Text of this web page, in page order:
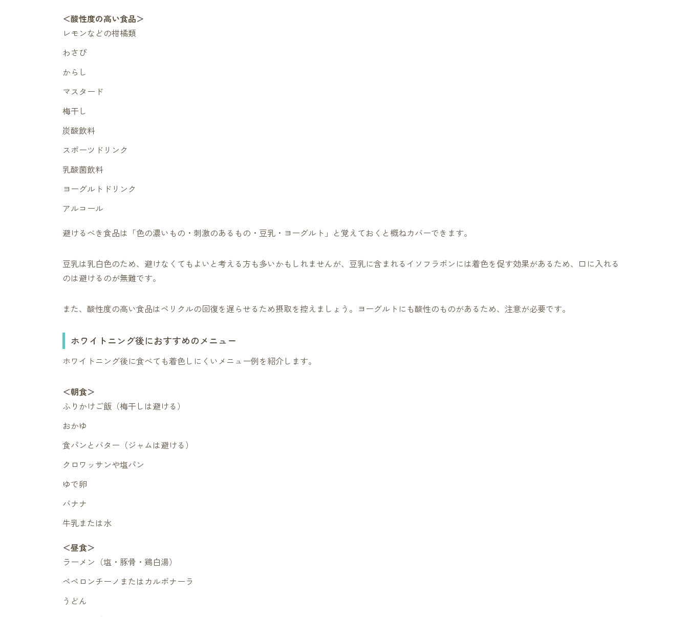
＜酸性度の高い食品＞
レモンなどの柑橘類
わさび
からし
マスタード
梅干し
炭酸飲料
スポーツドリンク
乳酸菌飲料
ヨーグルトドリンク
アルコール
避けるべき食品は「色の濃いもの・刺激のあるもの・豆乳・ヨーグルト」と覚えておくと概ねカバーできます。
豆乳は乳白色のため、避けなくてもよいと考える方も多いかもしれませんが、豆乳に含まれるイソフラボンには着色を促す効果があるため、口に入れる
のは避けるのが無難です。
また、酸性度の高い食品はペリクルの回復を遅らせるため摂取を控えましょう。ヨーグルトにも酸性のものがあるため、注意が必要です。
ホワイトニング後におすすめのメニュー
ホワイトニング後に食べても着色しにくいメニュー例を紹介します。
＜朝食＞
ふりかけご飯（梅干しは避ける）
おかゆ
食パンとバター（ジャムは避ける）
クロワッサンや塩パン
ゆで卵
バナナ
牛乳または水
＜昼食＞
ラーメン（塩・豚骨・鶏白湯）
ペペロンチーノまたはカルボナーラ
うどん